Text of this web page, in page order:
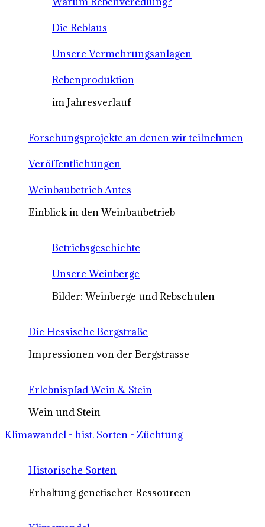
Die Reblaus
Unsere Vermehrungsanlagen
Rebenproduktion
im Jahresverlauf
Forschungsprojekte an denen wir teilnehmen
Veröffentlichungen
Weinbaubetrieb Antes
Einblick in den Weinbaubetrieb
Betriebsgeschichte
Unsere Weinberge
Bilder: Weinberge und Rebschulen
Die Hessische Bergstraße
Impressionen von der Bergstrasse
Erlebnispfad Wein & Stein
Wein und Stein
Klimawandel - hist. Sorten - Züchtung
Historische Sorten
Erhaltung genetischer Ressourcen